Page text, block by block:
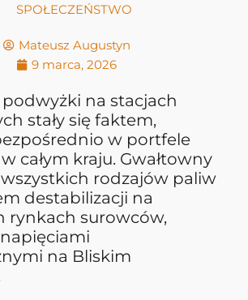
SPOŁECZEŃSTWO
Mateusz Augustyn
9 marca, 2026
na stacjach
stały się faktem,
w portfele
całym kraju. Gwałtowny
rodzajów paliw
destabilizacji na
rynkach surowców,
na Bliskim